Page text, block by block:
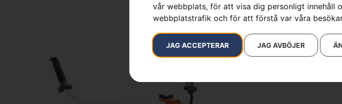
vår webbplats, för att visa dig personligt innehåll
webbplatstrafik och för att förstå var våra
JAG ACCEPTERAR JAG AVBÖJER